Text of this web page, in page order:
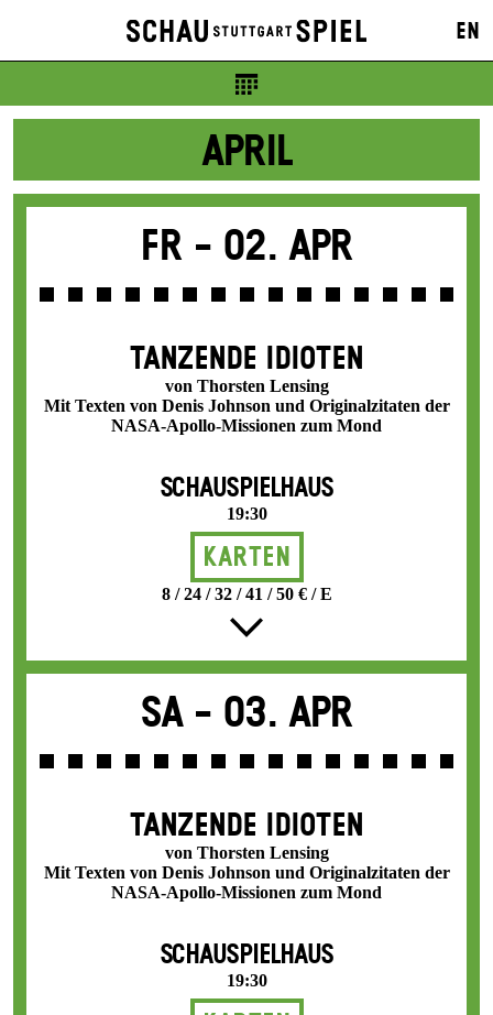
EN
- / 24 / 36 / 48 / - € / F
Abo 68
APRIL
Fr - 02. Apr
TANZENDE IDIOTEN
von Thorsten Lensing
Mit Texten von Denis Johnson und Originalzitaten der
NASA-Apollo-Missionen zum Mond
SCHAUSPIELHAUS
19:30
Karten
8 / 24 / 32 / 41 / 50 € / E
Sa - 03. Apr
TANZENDE IDIOTEN
von Thorsten Lensing
Mit Texten von Denis Johnson und Originalzitaten der
NASA-Apollo-Missionen zum Mond
SCHAUSPIELHAUS
19:30